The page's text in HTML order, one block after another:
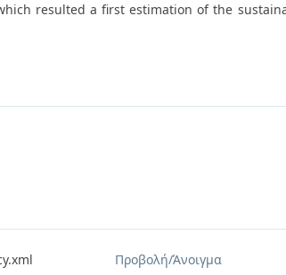
resulted a first estimation of the
Προβολή/Άνοιγμα